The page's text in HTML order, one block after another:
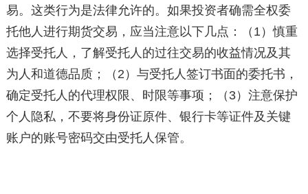
易。这类行为是法律允许的。如果投资者确需全权委
托他人进行期货交易，应当注意以下几点：（1）慎重
选择受托人，了解受托人的过往交易的收益情况及其
为人和道德品质；（2）与受托人签订书面的委托书，
确定受托人的代理权限、时限等事项；（3）注意保护
个人隐私，不要将身份证原件、银行卡等证件及关键
账户的账号密码交由受托人保管。